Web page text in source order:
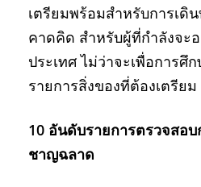
เตรียมพร้อมสำหรับการเ
คาดคิด สำหรับผู้ที่กำลังจะ
ประเทศ ไม่ว่าจะเพื่อการ
รายการสิ่งของที่ต้องเตรียม
10 อันดับรายการตรวจสอ
ชาญฉลาด